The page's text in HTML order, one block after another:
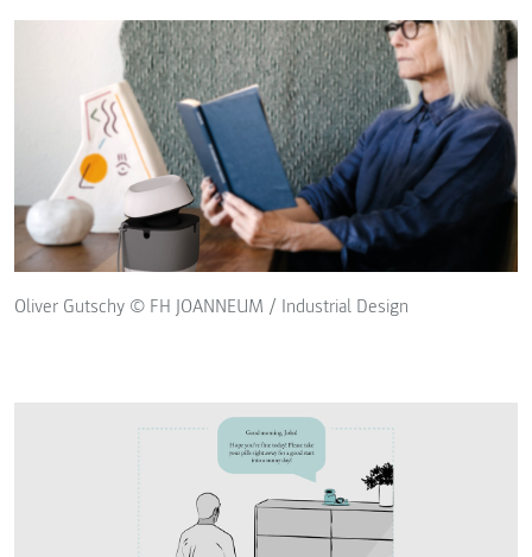
Oliver Gutschy © FH JOANNEUM / Industrial Design